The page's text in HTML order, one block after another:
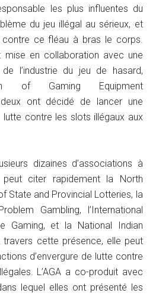
les plus influentes du
du jeu illégal au sérieux, et
contre ce fléau à bras le corps.
mise en collaboration avec une
l’industrie du jeu de hasard,
of Gaming Equipment
deux ont décidé de lancer une
contre les slots illégaux aux
dizaines d’associations à
citer rapidement la North
State and Provincial Lotteries, la
Gambling, l’International
Gaming, et la National Indian
travers cette présence, elle peut
d’envergure de lutte contre
L’AGA a co-produit avec
lequel elles ont présenté les